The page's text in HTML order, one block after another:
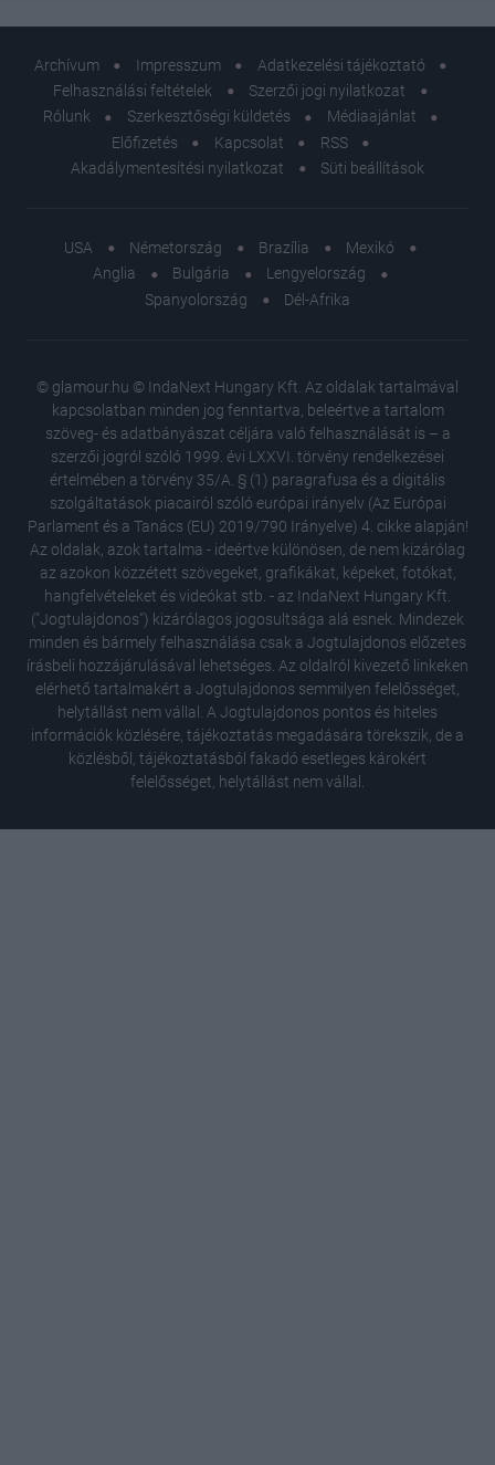
Archívum Impresszum
Adatkezelési tájékoztató
Felhasználási feltételek
Szerzői jogi nyilatkozat
Rólunk
Szerkesztőségi küldetés
Médiaajánlat
Előfizetés
Kapcsolat
RSS
Akadálymentesítési nyilatkozat
Süti beállítások
USA Németország Brazília
Mexikó
Anglia
Bulgária
Lengyelország
Spanyolország
Dél-Afrika
© glamour.hu © IndaNext Hungary Kft. Az oldalak tartalmával
kapcsolatban minden jog fenntartva, beleértve a tartalom
szöveg- és adatbányászat céljára való felhasználását is – a
szerzői jogról szóló 1999. évi LXXVI. törvény rendelkezései
értelmében a törvény 35/A. § (1) paragrafusa és a digitális
szolgáltatások piacairól szóló európai irányelv (Az Európai
Parlament és a Tanács (EU) 2019/790 Irányelve) 4. cikke alapján!
Az oldalak, azok tartalma - ideértve különösen, de nem kizárólag
az azokon közzétett szövegeket, grafikákat, képeket, fotókat,
hangfelvételeket és videókat stb. - az IndaNext Hungary Kft.
("Jogtulajdonos") kizárólagos jogosultsága alá esnek. Mindezek
minden és bármely felhasználása csak a Jogtulajdonos előzetes
írásbeli hozzájárulásával lehetséges. Az oldalról kivezető linkeken
elérhető tartalmakért a Jogtulajdonos semmilyen felelősséget,
helytállást nem vállal. A Jogtulajdonos pontos és hiteles
információk közlésére, tájékoztatás megadására törekszik, de a
közlésből, tájékoztatásból fakadó esetleges károkért
felelősséget, helytállást nem vállal.